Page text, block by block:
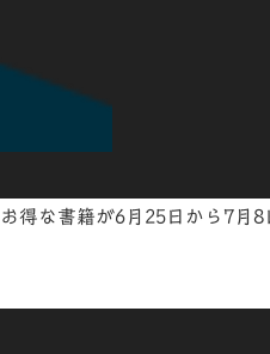
得な書籍が6月25日から7月8